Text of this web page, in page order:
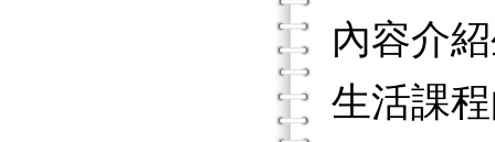
內容介
生活課